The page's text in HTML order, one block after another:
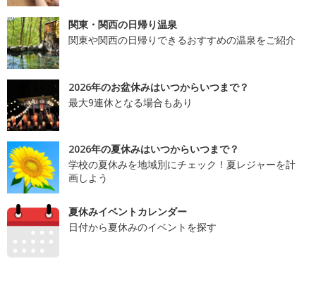
関東・関西の日帰り温泉
関東や関西の日帰りできるおすすめの温泉をご紹介
2026年のお盆休みはいつからいつまで？
最大9連休となる場合もあり
2026年の夏休みはいつからいつまで？
学校の夏休みを地域別にチェック！夏レジャーを計
画しよう
夏休みイベントカレンダー
日付から夏休みのイベントを探す